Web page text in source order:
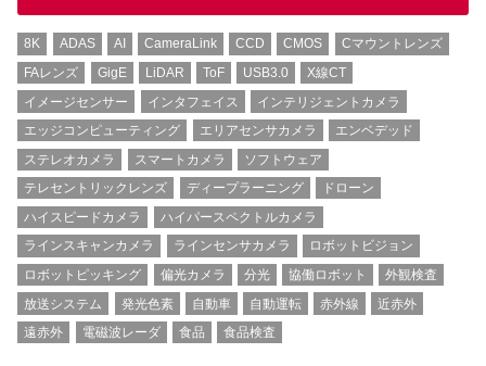
8K ADAS AI CameraLink CCD CMOS
Cマウントレンズ
FAレンズ
GigE LiDAR ToF USB3.0
X線CT
イメージセンサー
インタフェイス
インテリジェントカメラ
エッジコンピューティング
エリアセンサカメラ
エンベデッド
ステレオカメラ
スマートカメラ
ソフトウェア
テレセントリックレンズ
ディープラーニング
ドローン
ハイスピードカメラ
ハイパースペクトルカメラ
ラインスキャンカメラ
ラインセンサカメラ
ロボットビジョン
ロボットピッキング
偏光カメラ 分光 協働ロボット
外観検査
放送システム
発光色素 自動車 自動運転 赤外線
近赤外
遠赤外
電磁波レーダ 食品 食品検査